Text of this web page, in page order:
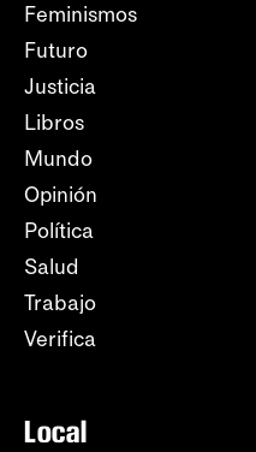
Feminismos
Futuro
Justicia
Libros
Mundo
Opinión
Política
Salud
Trabajo
Verifica
Local